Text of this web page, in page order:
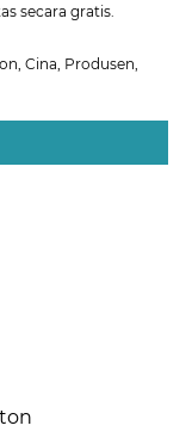
secara gratis.
Cina, Produsen,